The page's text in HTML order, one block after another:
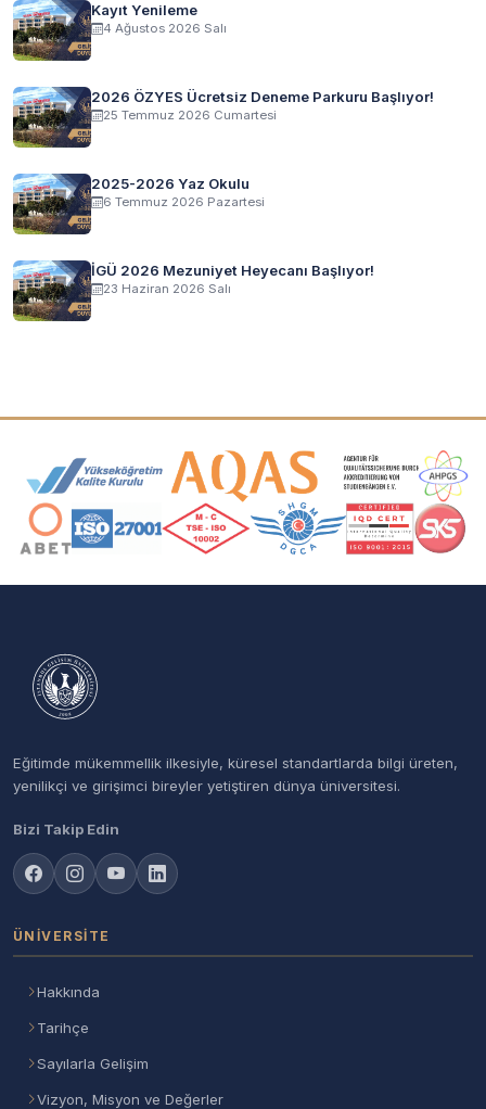
Kayıt Yenileme
4 Ağustos 2026 Salı
2026 ÖZYES Ücretsiz Deneme Parkuru Başlıyor!
25 Temmuz 2026 Cumartesi
2025-2026 Yaz Okulu
6 Temmuz 2026 Pazartesi
İGÜ 2026 Mezuniyet Heyecanı Başlıyor!
23 Haziran 2026 Salı
Akreditasyon ve Üyelik Logoları
Eğitimde mükemmellik ilkesiyle, küresel standartlarda bilgi üreten,
yenilikçi ve girişimci bireyler yetiştiren dünya üniversitesi.
Bizi Takip Edin
ÜNIVERSITE
Hakkında
Tarihçe
Sayılarla Gelişim
Vizyon, Misyon ve Değerler